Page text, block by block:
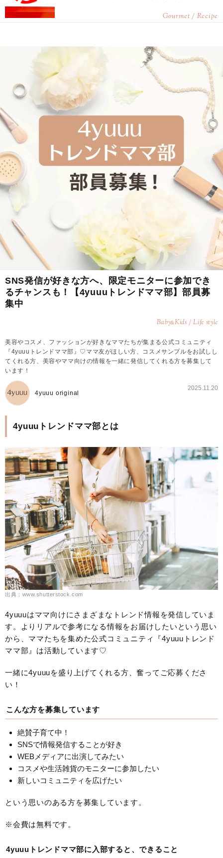
Gourmet / Recipe
SNS発信が好きな方へ、限定モニターに参加でき
るチャンスも！【4yuuuトレンドママ部】部員募
集中
Baby&Kids / Life style
美容やコスメ、ファッションが好きなママたちが集まる公式コミュニティ
『4yuuuトレンドママ部』♡ママ友がほしい方、コスメサンプルをお試しし
てくれる方、美容やママ向けの情報を一緒に発信してくれる方を募集して
います！
4yuuu original
2025.11.20
4yuuuトレンドママ部とは
出典：www.shutterstock.com
4yuuuはママ向けにさまざまなトレンド情報を発信していま
す。よりリアルで参考になる情報をお届けしたいという思い
から、ママたちを集めた公式コミュニティ『4yuuuトレンド
ママ部』は活動しています♡
一緒に4yuuuを盛り上げてくれる方、奮ってご応募くださ
い！
こんな方を募集しています
絶賛子育て中！
SNSで情報発信することが好き
WEBメディアに出演してみたい
コスメや生活雑貨のモニターに参加したい
新しいコミュニティを広げたい
という思いのある方を募集しています。
※会費は無料です。
4yuuuトレンドママ部に入部すると、できること